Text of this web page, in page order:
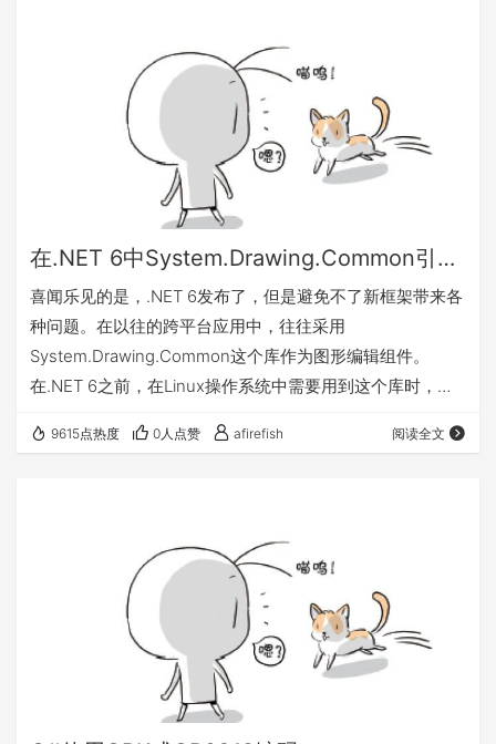
在.NET 6中System.Drawing.Common引发的“The type initializer for 'Gdip' threw an exception.”异常
喜闻乐见的是，.NET 6发布了，但是避免不了新框架带来各
种问题。在以往的跨平台应用中，往往采用
System.Drawing.Common这个库作为图形编辑组件。
在.NET 6之前，在Linux操作系统中需要用到这个库时，只
在.NET 6中，System.Drawing.Common被归为Windows
9615点热度 0人点赞 afirefish 阅读全文